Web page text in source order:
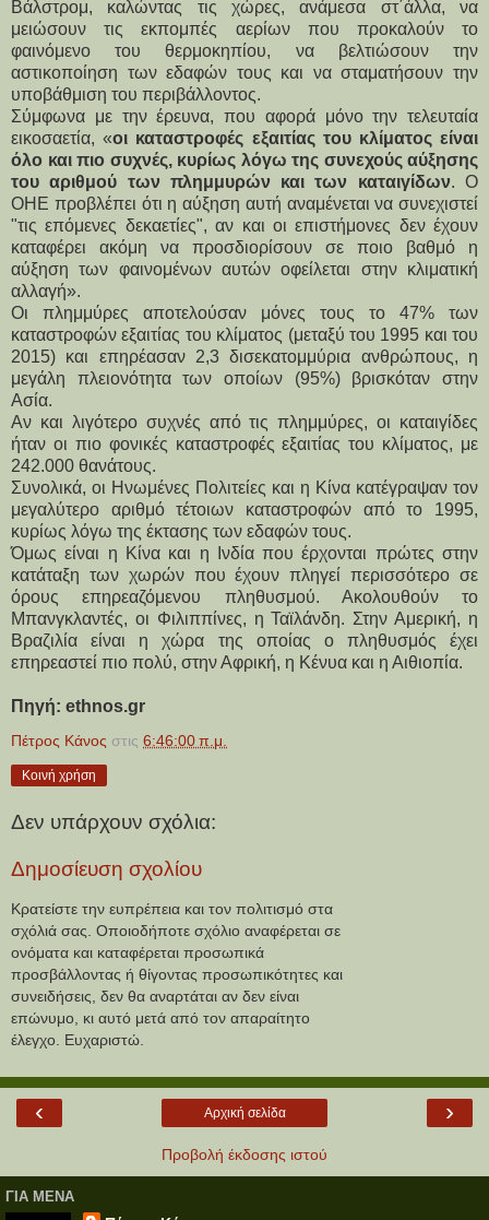
Βάλστρομ, καλώντας τις χώρες, ανάμεσα στ΄άλλα, να
μειώσουν τις εκπομπές αερίων που προκαλούν το
φαινόμενο του θερμοκηπίου, να βελτιώσουν την
αστικοποίηση των εδαφών τους και να σταματήσουν την
υποβάθμιση του περιβάλλοντος.
Σύμφωνα με την έρευνα, που αφορά μόνο την τελευταία
εικοσαετία, «οι καταστροφές εξαιτίας του κλίματος είναι
όλο και πιο συχνές, κυρίως λόγω της συνεχούς αύξησης
του αριθμού των πλημμυρών και των καταιγίδων. Ο
ΟΗΕ προβλέπει ότι η αύξηση αυτή αναμένεται να συνεχιστεί
"τις επόμενες δεκαετίες", αν και οι επιστήμονες δεν έχουν
καταφέρει ακόμη να προσδιορίσουν σε ποιο βαθμό η
αύξηση των φαινομένων αυτών οφείλεται στην κλιματική
αλλαγή».
Οι πλημμύρες αποτελούσαν μόνες τους το 47% των
καταστροφών εξαιτίας του κλίματος (μεταξύ του 1995 και του
2015) και επηρέασαν 2,3 δισεκατομμύρια ανθρώπους, η
μεγάλη πλειονότητα των οποίων (95%) βρισκόταν στην
Ασία.
Αν και λιγότερο συχνές από τις πλημμύρες, οι καταιγίδες
ήταν οι πιο φονικές καταστροφές εξαιτίας του κλίματος, με
242.000 θανάτους.
Συνολικά, οι Ηνωμένες Πολιτείες και η Κίνα κατέγραψαν τον
μεγαλύτερο αριθμό τέτοιων καταστροφών από το 1995,
κυρίως λόγω της έκτασης των εδαφών τους.
Όμως είναι η Κίνα και η Ινδία που έρχονται πρώτες στην
κατάταξη των χωρών που έχουν πληγεί περισσότερο σε
όρους επηρεαζόμενου πληθυσμού. Ακολουθούν το
Μπανγκλαντές, οι Φιλιππίνες, η Ταϊλάνδη. Στην Αμερική, η
Βραζιλία είναι η χώρα της οποίας ο πληθυσμός έχει
επηρεαστεί πιο πολύ, στην Αφρική, η Κένυα και η Αιθιοπία.
Πηγή: ethnos.gr
Πέτρος Κάνος στις 6:46:00 π.μ.
Κοινή χρήση
Δεν υπάρχουν σχόλια:
Δημοσίευση σχολίου
Κρατείστε την ευπρέπεια και τον πολιτισμό στα
σχόλιά σας. Οποιοδήποτε σχόλιο αναφέρεται σε
ονόματα και καταφέρεται προσωπικά
προσβάλλοντας ή θίγοντας προσωπικότητες και
συνειδήσεις, δεν θα αναρτάται αν δεν είναι
επώνυμο, κι αυτό μετά από τον απαραίτητο
έλεγχο. Ευχαριστώ.
‹ ›
Αρχική σελίδα
Προβολή έκδοσης ιστού
ΓΙΑ ΜΕΝΑ